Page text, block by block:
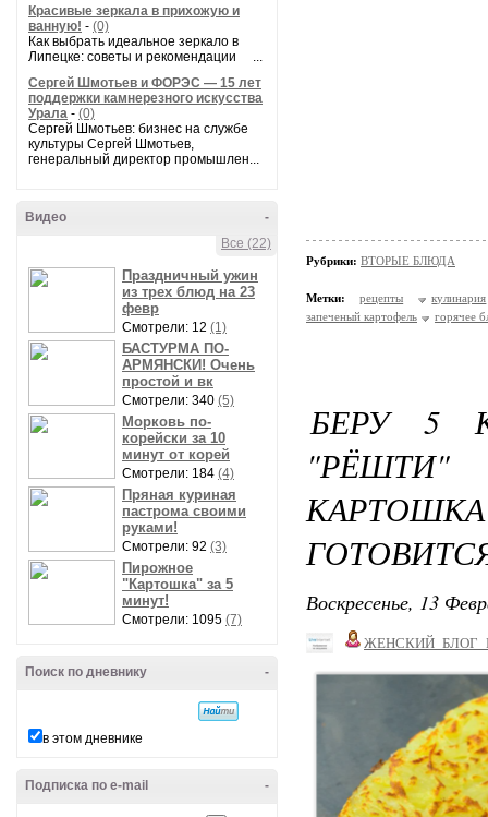
Красивые зеркала в прихожую и
ванную! - (0)
Как выбрать идеальное зеркало в
Липецке: советы и рекомендации ...
Сергей Шмотьев и ФОРЭС — 15 лет
поддержки камнерезного искусства
Урала - (0)
Сергей Шмотьев: бизнес на службе
культуры Сергей Шмотьев,
генеральный директор промышлен...
-
Видео
Все (22)
Праздничный ужин
из трех блюд на 23
февр
Смотрели: 12 (1)
БАСТУРМА ПО-
АРМЯНСКИ! Очень
простой и вк
Смотрели: 340 (5)
Морковь по-
корейски за 10
минут от корей
Смотрели: 184 (4)
Пряная куриная
пастрома своими
руками!
Смотрели: 92 (3)
Пирожное
"Картошка" за 5
минут!
Смотрели: 1095 (7)
-
Поиск по дневнику
в этом дневнике
-
Подписка по e-mail
Рубрики: ВТОРЫЕ БЛЮДА
Метки: рецепты
кулинария
запеченый картофель
горячее
БЕРУ 5
Воскресенье, 13